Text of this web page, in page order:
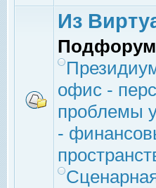
Из
офис -
проблемы
-